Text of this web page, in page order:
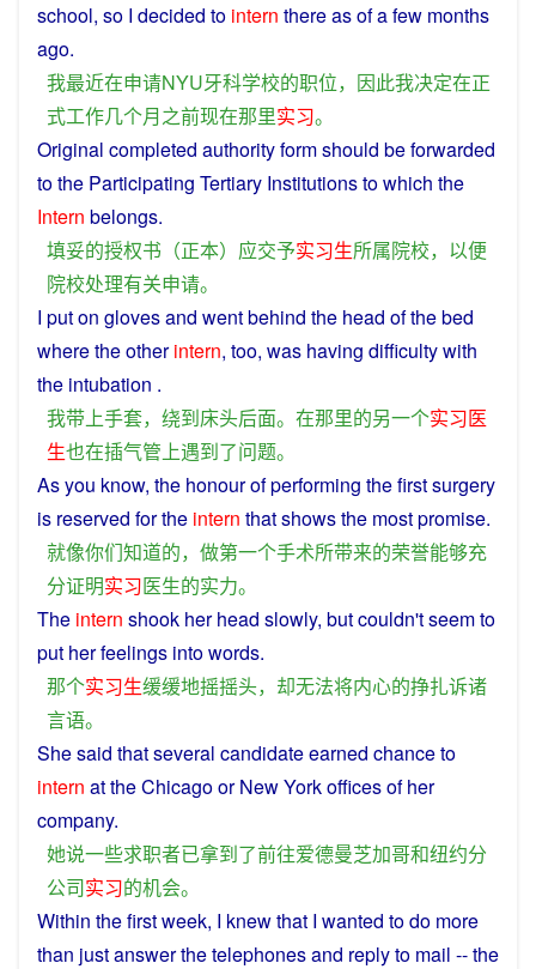
school, so I decided to intern thereasofafew months
ago.
我最近在申请NYU牙科学校的职位， 因此我决定在正
式工作几个月之前现在那里实习。
Original completed authorityformshould beforwarded
tothe Participating Tertiary Institutionstowhich the
Intern belongs.
填妥的授权书 （正本） 应交予实习生所属院校， 以便
院校处理有关申请。
I puton glovesand wentbehind the head ofthebed
wheretheother intern, too, was having difficultywith
the intubation .
我带上手套， 绕到床头后面。 在那里的另一个实习医
生也在插气管上遇到了问题。
Asyou know, the honourofperforming thefirstsurgery
is reserved for the intern thatshowsthe mostpromise.
就像你们知道的， 做第一个手术所带来的荣誉能够充
分证明实习医生的实力。
The intern shook herhead slowly, butcouldn't seem to
put herfeelings intowords.
那个实习生缓缓地摇摇头， 却无法将内心的挣扎诉诸
言语。
Shesaid thatseveral candidateearned chanceto
intern at theChicagoorNewYorkofficesof her
company.
她说一些求职者已拿到了前往爱德曼芝加哥和纽约分
公司实习的机会。
Within thefirstweek, I knewthat I wanted todo more
than justanswerthe telephones and replyto mail -- the